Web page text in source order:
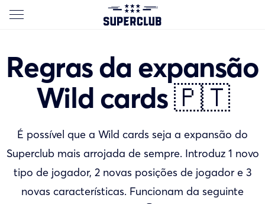
Regras da expansão
Wild cards 🇵🇹
É possível que a Wild cards seja a expansão do
Superclub mais arrojada de sempre. Introduz 1 novo
tipo de jogador, 2 novas posições de jogador e 3
novas características. Funcionam da seguinte